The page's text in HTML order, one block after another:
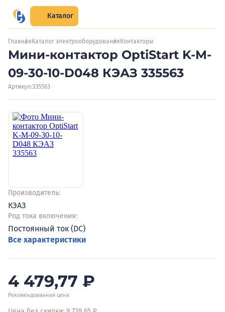
Каталог
Главная Каталог электрооборудования Контакторы
Мини-контактор OptiStart K-M-
09-30-10-D048 КЭАЗ 335563
Артикул:335563
Производитель:
КЭАЗ
Род тока включения:
Постоянный ток (DC)
Все характеристики
4 479,77 ₽
Рекомендованная цена